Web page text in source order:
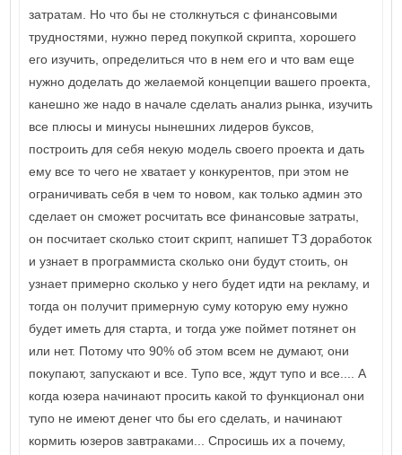
затратам. Но что бы не столкнуться с финансовыми
трудностями, нужно перед покупкой скрипта, хорошего
его изучить, определиться что в нем его и что вам еще
нужно доделать до желаемой концепции вашего проекта,
канешно же надо в начале сделать анализ рынка, изучить
все плюсы и минусы нынешних лидеров буксов,
построить для себя некую модель своего проекта и дать
ему все то чего не хватает у конкурентов, при этом не
ограничивать себя в чем то новом, как только админ это
сделает он сможет росчитать все финансовые затраты,
он посчитает сколько стоит скрипт, напишет ТЗ доработок
и узнает в программиста сколько они будут стоить, он
узнает примерно сколько у него будет идти на рекламу, и
тогда он получит примерную суму которую ему нужно
будет иметь для старта, и тогда уже поймет потянет он
или нет. Потому что 90% об этом всем не думают, они
покупают, запускают и все. Тупо все, ждут тупо и все.... А
когда юзера начинают просить какой то функционал они
тупо не имеют денег что бы его сделать, и начинают
кормить юзеров завтраками... Спросишь их а почему,